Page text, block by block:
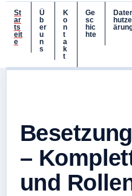
St
ar
ts
eit
e
Ü
b
er
u
n
s
K
o
n
t
a
k
t
Ge
sc
hic
hte
–
und